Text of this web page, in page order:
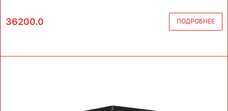
36200.0 ПОДРОБНЕЕ